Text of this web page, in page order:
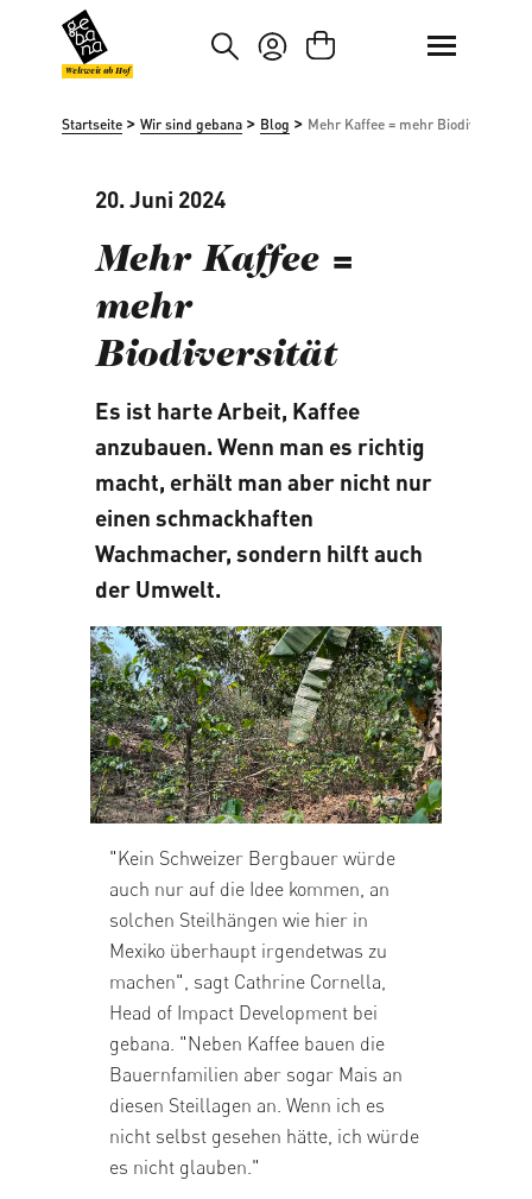
Hauptinhalt springen
Zur Suche springen
Weltweit ab Hof
Startseite > Wir sind gebana > Blog > Mehr Kaffee = mehr Biodiversität
20. Juni 2024
Mehr Kaffee =
mehr
Biodiversität
Es ist harte Arbeit, Kaffee
anzubauen. Wenn man es richtig
macht, erhält man aber nicht nur
einen schmackhaften
Wachmacher, sondern hilft auch
der Umwelt.
"Kein Schweizer Bergbauer würde
auch nur auf die Idee kommen, an
solchen Steilhängen wie hier in
Mexiko überhaupt irgendetwas zu
machen", sagt Cathrine Cornella,
Head of Impact Development bei
gebana. "Neben Kaffee bauen die
Bauernfamilien aber sogar Mais an
diesen Steillagen an. Wenn ich es
nicht selbst gesehen hätte, ich würde
es nicht glauben."